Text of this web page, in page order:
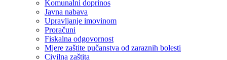
Komunalni doprinos
Javna nabava
Upravljanje imovinom
Proračuni
Fiskalna odgovornost
Mjere zaštite pučanstva od zaraznih bolesti
Civilna zaštita